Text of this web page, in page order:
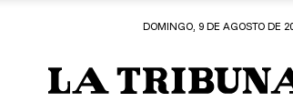
DOMINGO, 9 DE AGOSTO DE